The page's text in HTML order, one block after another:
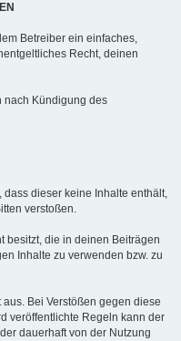
Betreiber ein einfaches,
Recht, deinen
nach Kündigung des
dass dieser keine Inhalte enthält,
verstoßen.
besitzt, die in deinen Beiträgen
Inhalte zu verwenden bzw. zu
Bei Verstößen gegen diese
veröffentlichte Regeln kann der
dauerhaft von der Nutzung